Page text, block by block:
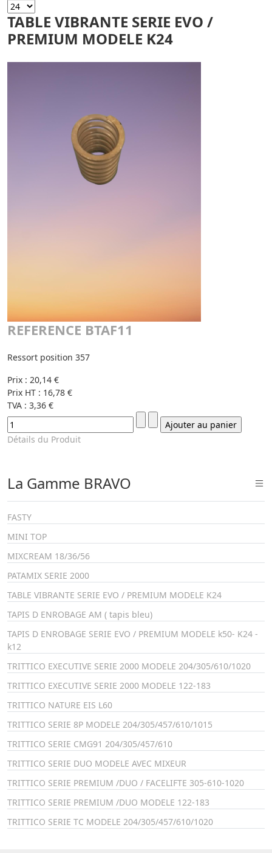
TABLE VIBRANTE SERIE EVO /
PREMIUM MODELE K24
REFERENCE BTAF11
Ressort position 357
Prix : 20,14 €
Prix HT : 16,78 €
TVA : 3,36 €
Détails du Produit
La Gamme BRAVO
FASTY
MINI TOP
MIXCREAM 18/36/56
PATAMIX SERIE 2000
TABLE VIBRANTE SERIE EVO / PREMIUM MODELE K24
TAPIS D ENROBAGE AM ( tapis bleu)
TAPIS D ENROBAGE SERIE EVO / PREMIUM MODELE k50- K24 -
k12
TRITTICO EXECUTIVE SERIE 2000 MODELE 204/305/610/1020
TRITTICO EXECUTIVE SERIE 2000 MODELE 122-183
TRITTICO NATURE EIS L60
TRITTICO SERIE 8P MODELE 204/305/457/610/1015
TRITTICO SERIE CMG91 204/305/457/610
TRITTICO SERIE DUO MODELE AVEC MIXEUR
TRITTICO SERIE PREMIUM /DUO / FACELIFTE 305-610-1020
TRITTICO SERIE PREMIUM /DUO MODELE 122-183
TRITTICO SERIE TC MODELE 204/305/457/610/1020